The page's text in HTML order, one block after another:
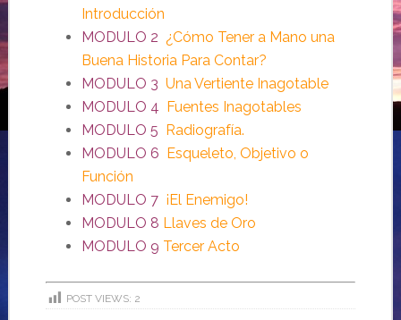
Introducción
MODULO 2 ¿Cómo Tener a Mano una
Buena Historia Para Contar?
MODULO 3 Una Vertiente Inagotable
MODULO 4 Fuentes Inagotables
MODULO 5 Radiografía.
MODULO 6 Esqueleto, Objetivo o
Función
MODULO 7 ¡El Enemigo!
MODULO 8 Llaves de Oro
MODULO 9 Tercer Acto
POST VIEWS: 2